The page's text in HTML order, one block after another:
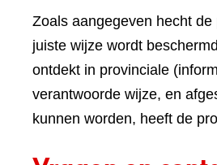
Zoals aangegeven hecht
juiste wijze wordt
ontdekt in provinciale
verantwoorde wijze, en
kunnen worden, heeft de